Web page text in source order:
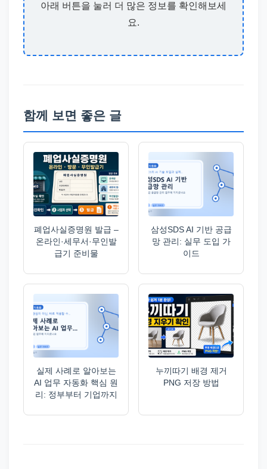
아래 버튼을 눌러 더 많은 정보를 확인해보세
요.
함께 보면 좋은 글
폐업사실증명원 발급 –
온라인·세무서·무인발
급기 준비물
삼성SDS AI 기반 공급
망 관리: 실무 도입 가
이드
실제 사례로 알아보는
AI 업무 자동화 핵심 원
리: 정부부터 기업까지
누끼따기 배경 제거
PNG 저장 방법